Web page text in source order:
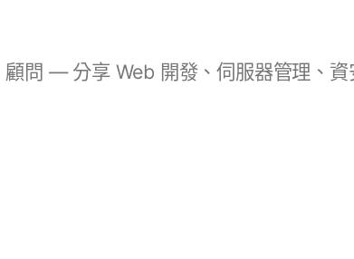
問 — 分享 Web 開發、伺服器管理、資